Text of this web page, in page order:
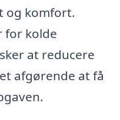
og komfort.
for kolde
at reducere
afgørende at få